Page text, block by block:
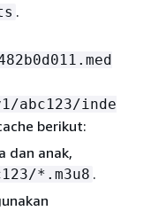
.
abc123/inde
berikut:
dan anak,
*.m3u8 .